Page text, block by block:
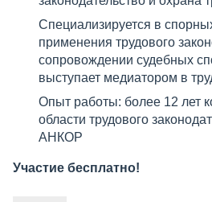
Специализируется в
применения трудового
сопровождении судебных
выступает медиатором в
Опыт работы: более 12 лет
области трудового
АНКОР
Участие бесплатно!